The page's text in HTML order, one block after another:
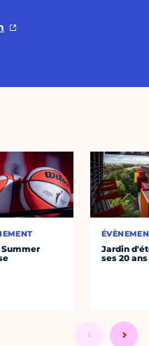
Summer
Jardin
ses 20 ans